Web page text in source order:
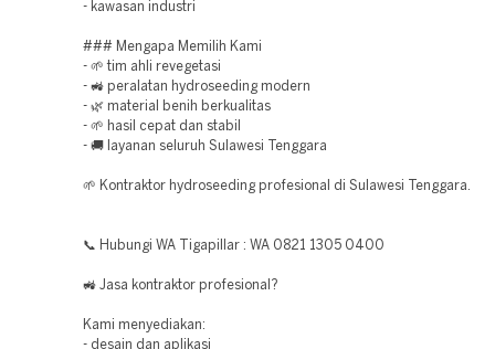
- kawasan industri
### Mengapa Memilih Kami
- 🌱 tim ahli revegetasi
- 🚜 peralatan hydroseeding modern
- 🌿 material benih berkualitas
- 🌱 hasil cepat dan stabil
- 🚚 layanan seluruh Sulawesi Tenggara
🌱 Kontraktor hydroseeding profesional di Sulawesi Tenggara.
📞 Hubungi WA Tigapillar : WA 0821 1305 0400
🚜 Jasa kontraktor profesional?
Kami menyediakan:
- desain dan aplikasi